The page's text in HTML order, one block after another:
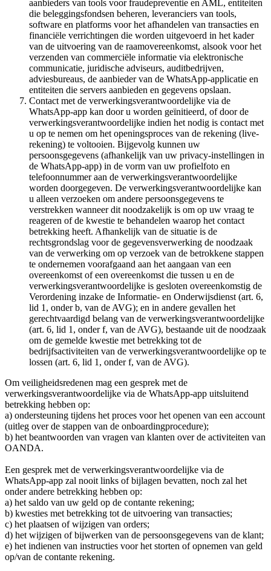
aanbieders van tools voor fraudepreventie en AML, entiteiten
die beleggingsfondsen beheren, leveranciers van tools,
software en platforms voor het afhandelen van transacties en
financiële verrichtingen die worden uitgevoerd in het kader
van de uitvoering van de raamovereenkomst, alsook voor het
verzenden van commerciële informatie via elektronische
communicatie, juridische adviseurs, auditbedrijven,
adviesbureaus, de aanbieder van de WhatsApp-applicatie en
entiteiten die servers aanbieden en gegevens opslaan.
Contact met de verwerkingsverantwoordelijke via de
WhatsApp-app kan door u worden geïnitieerd, of door de
verwerkingsverantwoordelijke indien het nodig is contact met
u op te nemen om het openingsproces van de rekening (live-
rekening) te voltooien. Bijgevolg kunnen uw
persoonsgegevens (afhankelijk van uw privacy-instellingen in
de WhatsApp-app) in de vorm van uw profielfoto en
telefoonnummer aan de verwerkingsverantwoordelijke
worden doorgegeven. De verwerkingsverantwoordelijke kan
u alleen verzoeken om andere persoonsgegevens te
verstrekken wanneer dit noodzakelijk is om op uw vraag te
reageren of de kwestie te behandelen waarop het contact
betrekking heeft. Afhankelijk van de situatie is de
rechtsgrondslag voor de gegevensverwerking de noodzaak
van de verwerking om op verzoek van de betrokkene stappen
te ondernemen voorafgaand aan het aangaan van een
overeenkomst of een overeenkomst die tussen u en de
verwerkingsverantwoordelijke is gesloten overeenkomstig de
Verordening inzake de Informatie- en Onderwijsdienst (art. 6,
lid 1, onder b, van de AVG); en in andere gevallen het
gerechtvaardigd belang van de verwerkingsverantwoordelijke
(art. 6, lid 1, onder f, van de AVG), bestaande uit de noodzaak
om de gemelde kwestie met betrekking tot de
bedrijfsactiviteiten van de verwerkingsverantwoordelijke op te
lossen (art. 6, lid 1, onder f, van de AVG).
Om veiligheidsredenen mag een gesprek met de
verwerkingsverantwoordelijke via de WhatsApp-app uitsluitend
betrekking hebben op:
a) ondersteuning tijdens het proces voor het openen van een account
(uitleg over de stappen van de onboardingprocedure);
b) het beantwoorden van vragen van klanten over de activiteiten van
OANDA.
Een gesprek met de verwerkingsverantwoordelijke via de
WhatsApp-app zal nooit links of bijlagen bevatten, noch zal het
onder andere betrekking hebben op:
a) het saldo van uw geld op de contante rekening;
b) kwesties met betrekking tot de uitvoering van transacties;
c) het plaatsen of wijzigen van orders;
d) het wijzigen of bijwerken van de persoonsgegevens van de klant;
e) het indienen van instructies voor het storten of opnemen van geld
op/van de contante rekening.